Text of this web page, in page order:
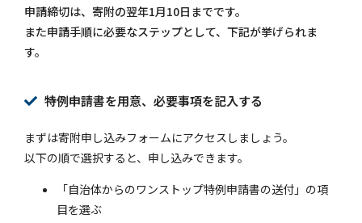
申請締切は、寄附の翌年1月10日までです。
また申請手順に必要なステップとして、下記が挙げられま
す。
特例申請書を用意、必要事項を記入する
まずは寄附申し込みフォームにアクセスしましょう。
以下の順で選択すると、申し込みできます。
「自治体からのワンストップ特例申請書の送付」の項
目を選ぶ